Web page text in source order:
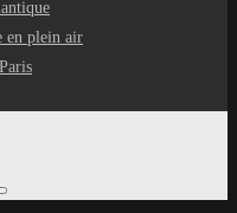
en plein air